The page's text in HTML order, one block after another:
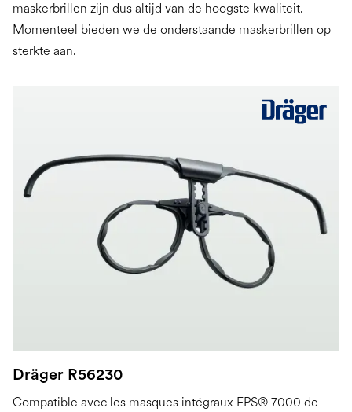
maskerbrillen zijn dus altijd van de hoogste kwaliteit.
Momenteel bieden we de onderstaande maskerbrillen op
sterkte aan.
Dräger R56230
Compatible avec les masques intégraux FPS® 7000 de